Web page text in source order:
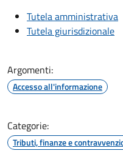
Tutela amministrativa
Tutela giurisdizionale
Argomenti:
Accesso all'informazione
Categorie:
Tributi, finanze e